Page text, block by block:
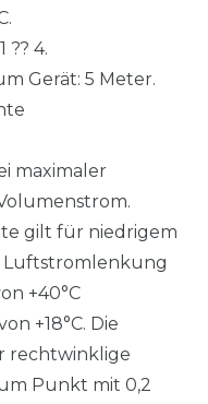
?? 4.
Gerät: 5 Meter.
maximaler
gilt für niedrigem
Luftstromlenkung
+40°C
+18°C. Die
rechtwinklige
Punkt mit 0,2